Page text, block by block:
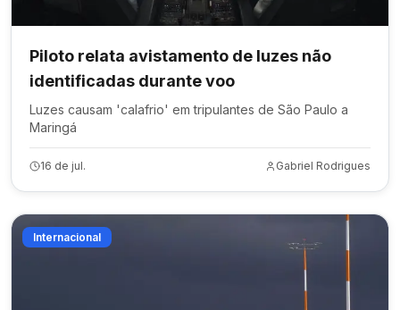
Piloto relata avistamento de luzes não
identificadas durante voo
Luzes causam 'calafrio' em tripulantes de São Paulo a
Maringá
16 de jul. Gabriel Rodrigues
Internacional